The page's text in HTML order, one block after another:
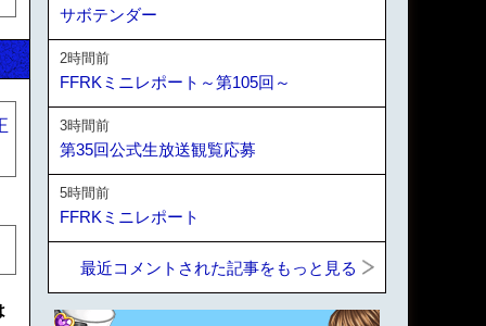
サボテンダー
2時間前
FFRKミニレポート～第105回～
3時間前
第35回公式生放送観覧応募
5時間前
FFRKミニレポート
最近コメントされた記事をもっと見る